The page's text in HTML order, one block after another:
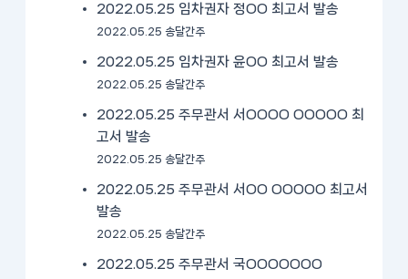
2022.05.25 임차권자 정OO 최고서 발송
2022.05.25 송달간주
2022.05.25 임차권자 윤OO 최고서 발송
2022.05.25 송달간주
2022.05.25 주무관서 서OOOO OOOOO 최
고서 발송
2022.05.25 송달간주
2022.05.25 주무관서 서OO OOOOO 최고서
발송
2022.05.25 송달간주
2022.05.25 주무관서 국OOOOOOO